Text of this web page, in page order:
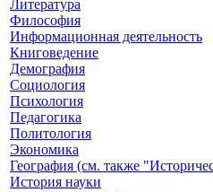
Литература
Философия
Информационная деятельность
Книговедение
Демография
Социология
Психология
Педагогика
Политология
Экономика
География (см. также
История науки